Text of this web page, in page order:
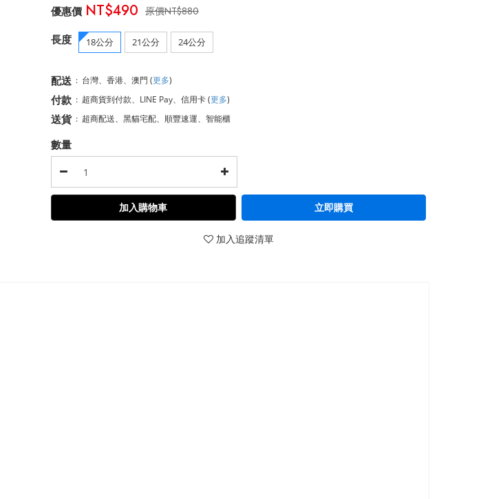
NT$880
NT$490
長度 18公分 21公分 24公分
配送 : 台灣、香港、澳門 (更多)
付款 : 超商貨到付款、LINE Pay、信用卡(更多)
送貨 : 超商配送、黑貓宅配、順豐速運、智能櫃
數量
加入購物車 立即購買
加入追蹤清單